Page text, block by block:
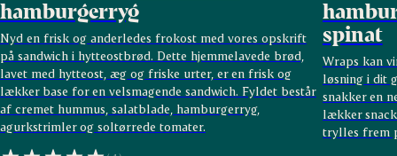
hamburgerryg
Nyd en frisk og anderledes frokost med vores opskrift
på sandwich i hytteostbrød. Dette hjemmelavede brød,
lavet med hytteost, æg og friske urter, er en frisk og
lækker base for en velsmagende sandwich. Fyldet består
af cremet hummus, salatblade, hamburgerryg,
agurkstrimler og soltørrede tomater.
spinat
Wraps kan
løsning i dit
snakker en
lækker
trylles frem